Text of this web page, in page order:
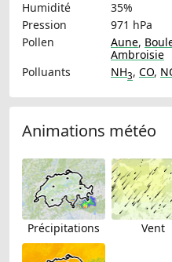
Humidité
35%
Pression
971 hPa
Pollen
Aune,
Ambroisie
Polluants
NH3, CO,
Animations météo
Précipitations Vent